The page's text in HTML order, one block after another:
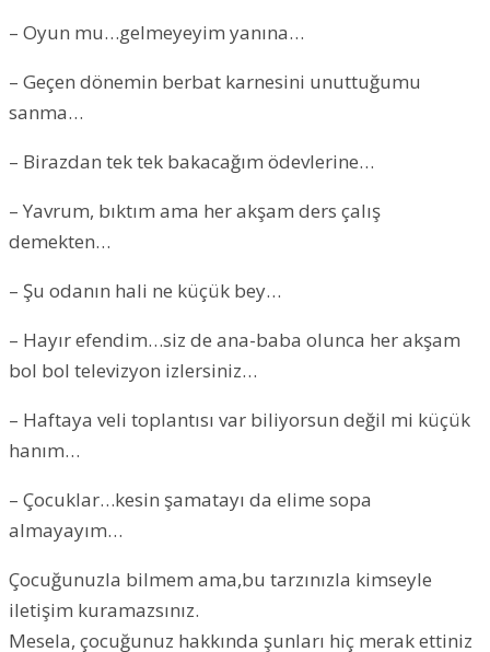
– Oyun mu…gelmeyeyim yanına…
– Geçen dönemin berbat karnesini unuttuğumu
sanma…
– Birazdan tek tek bakacağım ödevlerine…
– Yavrum, bıktım ama her akşam ders çalış
demekten…
– Şu odanın hali ne küçük bey…
– Hayır efendim…siz de ana-baba olunca her akşam
bol bol televizyon izlersiniz…
– Haftaya veli toplantısı var biliyorsun değil mi küçük
hanım…
– Çocuklar…kesin şamatayı da elime sopa
almayayım…
Çocuğunuzla bilmem ama,bu tarzınızla kimseyle
iletişim kuramazsınız.
Mesela, çocuğunuz hakkında şunları hiç merak ettiniz